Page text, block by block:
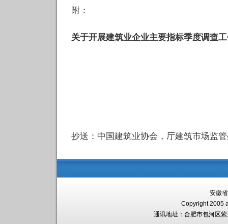
附：
关于开展建筑业企业主要指标季度调查
抄送：中国建筑业协会，厅建筑市场监
安徽
Copyright 2005
通讯地址： 合肥市包河区